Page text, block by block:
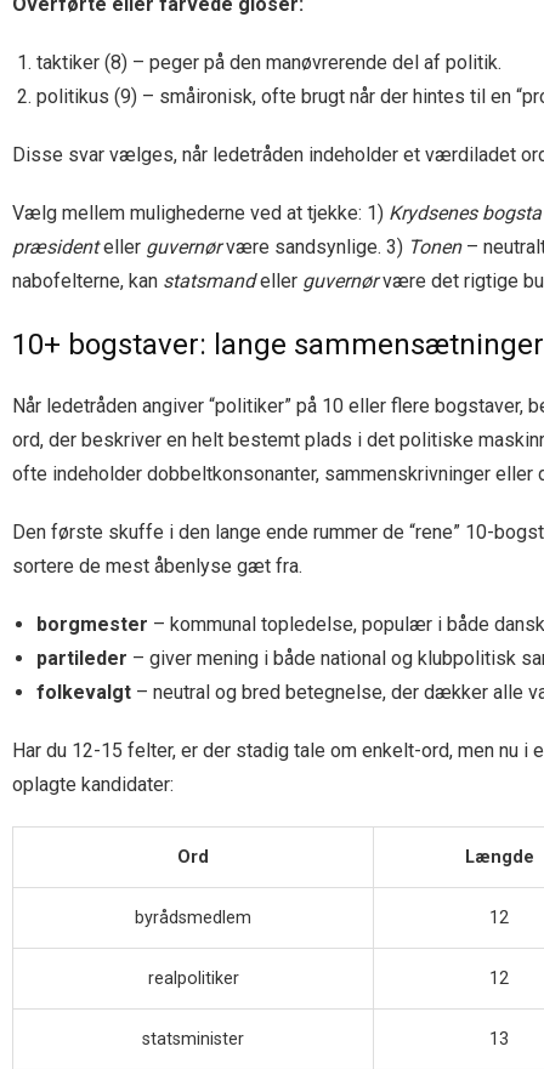
taktiker (8) – peger på den manøvrerende del af politik.
politikus (9) – småironisk, ofte brugt når der hintes til en
Disse svar vælges, når ledetråden indeholder et værdiladet ord
Vælg mellem mulighederne ved at tjekke: 1) Krydsenes
præsidenteller guvernørvære sandsynlige. 3) Tonen–
nabofelterne, kan statsmandeller guvernørvære det rigtige
10+ bogstaver: lange
Når ledetråden angiver “politiker” på 10 eller flere
ord, der beskriver en helt bestemt plads i det politiske
ofte indeholder dobbeltkonsonanter, sammenskrivninger eller
Den første skuffe i den lange ende rummer de “rene” 10-
sortere de mest åbenlyse gæt fra.
borgmester – kommunal topledelse, populær i både
partileder – giver mening i både national og klubpolitisk
folkevalgt – neutral og bred betegnelse, der dækker alle
Har du 12-15 felter, er der stadig tale om enkelt-ord, men nu
oplagte kandidater:
Ord Længde
byrådsmedlem 12
realpolitiker 12
statsminister 13